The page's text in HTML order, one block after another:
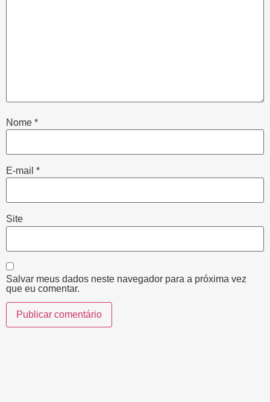
Nome *
E-mail *
Site
Salvar meus dados neste navegador para a próxima vez
que eu comentar.